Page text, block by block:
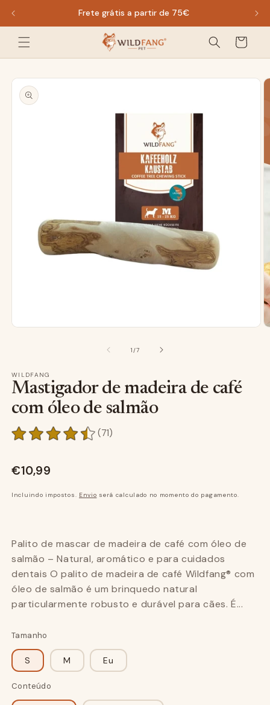
diretamente
para o
conteúdo
Frete grátis a partir de 75€
Carrinho
Ir para
informações
do produto
1 /de
7
WILDFANG
Mastigador de madeira de café
com óleo de salmão
(71)71
€10,99
Incluindo impostos. Envio será calculado no momento do pagamento.
Palito de mascar de madeira de café com óleo de
salmão – Natural, aromático e para cuidados
dentais O palito de madeira de café Wildfang® com
óleo de salmão é um brinquedo natural
particularmente robusto e durável para cães. É...
Tamanho
S M Eu
Conteúdo